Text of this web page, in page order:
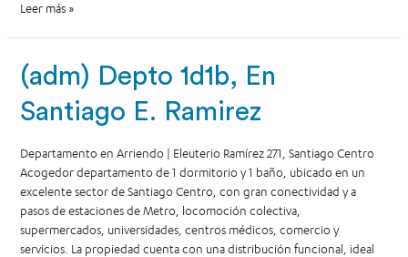
Leer más »
(adm) Depto 1d1b, En
Santiago E. Ramirez
Departamento en Arriendo | Eleuterio Ramírez 271, Santiago Centro
Acogedor departamento de 1 dormitorio y 1 baño, ubicado en un
excelente sector de Santiago Centro, con gran conectividad y a
pasos de estaciones de Metro, locomoción colectiva,
supermercados, universidades, centros médicos, comercio y
servicios. La propiedad cuenta con una distribución funcional, ideal